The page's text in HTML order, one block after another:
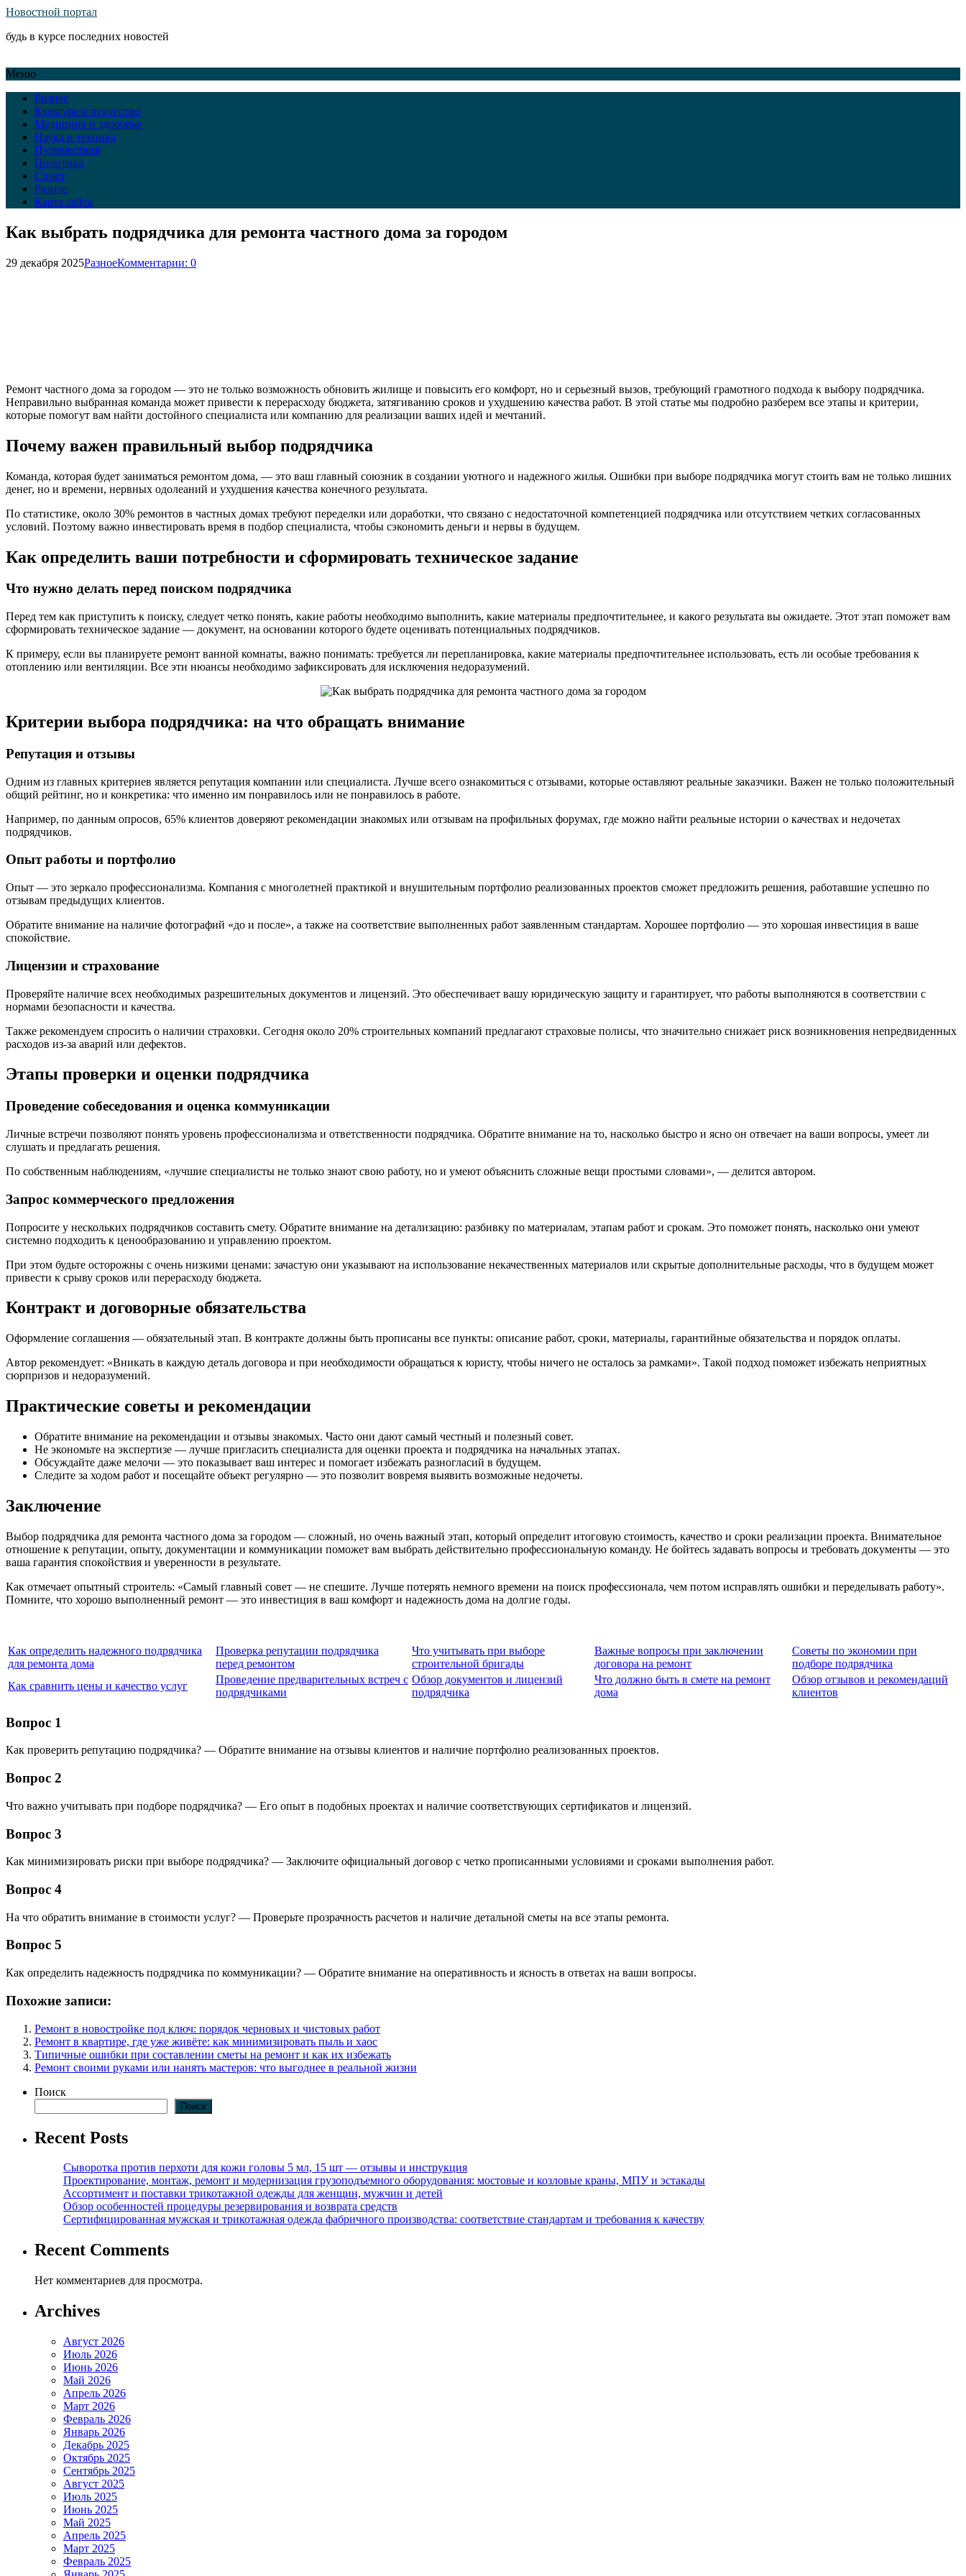
Новостной портал
будь в курсе последних новостей
Меню
Бизнес
Культура и искусство
Медицина и здоровье
Наука и техника
Путешествия
Политика
Спорт
Разное
Карта сайта
Как выбрать подрядчика для ремонта частного дома за городом
29 декабря 2025РазноеКомментарии: 0
Ремонт частного дома за городом — это не только возможность обновить жилище и повысить его комфорт, но и серьезный вызов, требующий грамотного подхода к выбору подрядчика.
Неправильно выбранная команда может привести к перерасходу бюджета, затягиванию сроков и ухудшению качества работ. В этой статье мы подробно разберем все этапы и критерии,
которые помогут вам найти достойного специалиста или компанию для реализации ваших идей и мечтаний.
Почему важен правильный выбор подрядчика
Команда, которая будет заниматься ремонтом дома, — это ваш главный союзник в создании уютного и надежного жилья. Ошибки при выборе подрядчика могут стоить вам не только лишних
денег, но и времени, нервных одолеаний и ухудшения качества конечного результата.
По статистике, около 30% ремонтов в частных домах требуют переделки или доработки, что связано с недостаточной компетенцией подрядчика или отсутствием четких согласованных
условий. Поэтому важно инвестировать время в подбор специалиста, чтобы сэкономить деньги и нервы в будущем.
Как определить ваши потребности и сформировать техническое задание
Что нужно делать перед поиском подрядчика
Перед тем как приступить к поиску, следует четко понять, какие работы необходимо выполнить, какие материалы предпочтительнее, и какого результата вы ожидаете. Этот этап поможет вам
сформировать техническое задание — документ, на основании которого будете оценивать потенциальных подрядчиков.
К примеру, если вы планируете ремонт ванной комнаты, важно понимать: требуется ли перепланировка, какие материалы предпочтительнее использовать, есть ли особые требования к
отоплению или вентиляции. Все эти нюансы необходимо зафиксировать для исключения недоразумений.
Критерии выбора подрядчика: на что обращать внимание
Репутация и отзывы
Одним из главных критериев является репутация компании или специалиста. Лучше всего ознакомиться с отзывами, которые оставляют реальные заказчики. Важен не только положительный
общий рейтинг, но и конкретика: что именно им понравилось или не понравилось в работе.
Например, по данным опросов, 65% клиентов доверяют рекомендации знакомых или отзывам на профильных форумах, где можно найти реальные истории о качествах и недочетах
подрядчиков.
Опыт работы и портфолио
Опыт — это зеркало профессионализма. Компания с многолетней практикой и внушительным портфолио реализованных проектов сможет предложить решения, работавшие успешно по
отзывам предыдущих клиентов.
Обратите внимание на наличие фотографий «до и после», а также на соответствие выполненных работ заявленным стандартам. Хорошее портфолио — это хорошая инвестиция в ваше
спокойствие.
Лицензии и страхование
Проверяйте наличие всех необходимых разрешительных документов и лицензий. Это обеспечивает вашу юридическую защиту и гарантирует, что работы выполняются в соответствии с
нормами безопасности и качества.
Также рекомендуем спросить о наличии страховки. Сегодня около 20% строительных компаний предлагают страховые полисы, что значительно снижает риск возникновения непредвиденных
расходов из-за аварий или дефектов.
Этапы проверки и оценки подрядчика
Проведение собеседования и оценка коммуникации
Личные встречи позволяют понять уровень профессионализма и ответственности подрядчика. Обратите внимание на то, насколько быстро и ясно он отвечает на ваши вопросы, умеет ли
слушать и предлагать решения.
По собственным наблюдениям, «лучшие специалисты не только знают свою работу, но и умеют объяснить сложные вещи простыми словами», — делится автором.
Запрос коммерческого предложения
Попросите у нескольких подрядчиков составить смету. Обратите внимание на детализацию: разбивку по материалам, этапам работ и срокам. Это поможет понять, насколько они умеют
системно подходить к ценообразованию и управлению проектом.
При этом будьте осторожны с очень низкими ценами: зачастую они указывают на использование некачественных материалов или скрытые дополнительные расходы, что в будущем может
привести к срыву сроков или перерасходу бюджета.
Контракт и договорные обязательства
Оформление соглашения — обязательный этап. В контракте должны быть прописаны все пункты: описание работ, сроки, материалы, гарантийные обязательства и порядок оплаты.
Автор рекомендует: «Вникать в каждую деталь договора и при необходимости обращаться к юристу, чтобы ничего не осталось за рамками». Такой подход поможет избежать неприятных
сюрпризов и недоразумений.
Практические советы и рекомендации
Обратите внимание на рекомендации и отзывы знакомых. Часто они дают самый честный и полезный совет.
Не экономьте на экспертизе — лучше пригласить специалиста для оценки проекта и подрядчика на начальных этапах.
Обсуждайте даже мелочи — это показывает ваш интерес и помогает избежать разногласий в будущем.
Следите за ходом работ и посещайте объект регулярно — это позволит вовремя выявить возможные недочеты.
Заключение
Выбор подрядчика для ремонта частного дома за городом — сложный, но очень важный этап, который определит итоговую стоимость, качество и сроки реализации проекта. Внимательное
отношение к репутации, опыту, документации и коммуникации поможет вам выбрать действительно профессиональную команду. Не бойтесь задавать вопросы и требовать документы — это
ваша гарантия спокойствия и уверенности в результате.
Как отмечает опытный строитель: «Самый главный совет — не спешите. Лучше потерять немного времени на поиск профессионала, чем потом исправлять ошибки и переделывать работу».
Помните, что хорошо выполненный ремонт — это инвестиция в ваш комфорт и надежность дома на долгие годы.
Как определить надежного подрядчика
для ремонта дома
Проверка репутации подрядчика
перед ремонтом
Что учитывать при выборе
строительной бригады
Важные вопросы при заключении
договора на ремонт
Советы по экономии при
подборе подрядчика
Как сравнить цены и качество услуг
Проведение предварительных встреч с
подрядчиками
Обзор документов и лицензий
подрядчика
Что должно быть в смете на ремонт
дома
Обзор отзывов и рекомендаций
клиентов
Вопрос 1
Как проверить репутацию подрядчика? — Обратите внимание на отзывы клиентов и наличие портфолио реализованных проектов.
Вопрос 2
Что важно учитывать при подборе подрядчика? — Его опыт в подобных проектах и наличие соответствующих сертификатов и лицензий.
Вопрос 3
Как минимизировать риски при выборе подрядчика? — Заключите официальный договор с четко прописанными условиями и сроками выполнения работ.
Вопрос 4
На что обратить внимание в стоимости услуг? — Проверьте прозрачность расчетов и наличие детальной сметы на все этапы ремонта.
Вопрос 5
Как определить надежность подрядчика по коммуникации? — Обратите внимание на оперативность и ясность в ответах на ваши вопросы.
Похожие записи:
Ремонт в новостройке под ключ: порядок черновых и чистовых работ
Ремонт в квартире, где уже живёте: как минимизировать пыль и хаос
Типичные ошибки при составлении сметы на ремонт и как их избежать
Ремонт своими руками или нанять мастеров: что выгоднее в реальной жизни
Поиск
Поиск
Recent Posts
Сыворотка против перхоти для кожи головы 5 мл, 15 шт — отзывы и инструкция
Проектирование, монтаж, ремонт и модернизация грузоподъемного оборудования: мостовые и козловые краны, МПУ и эстакады
Ассортимент и поставки трикотажной одежды для женщин, мужчин и детей
Обзор особенностей процедуры резервирования и возврата средств
Сертифицированная мужская и трикотажная одежда фабричного производства: соответствие стандартам и требования к качеству
Recent Comments
Нет комментариев для просмотра.
Archives
Август 2026
Июль 2026
Июнь 2026
Май 2026
Апрель 2026
Март 2026
Февраль 2026
Январь 2026
Декабрь 2025
Октябрь 2025
Сентябрь 2025
Август 2025
Июль 2025
Июнь 2025
Май 2025
Апрель 2025
Март 2025
Февраль 2025